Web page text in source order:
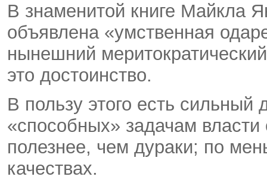
В знаменитой книге Майкла
объявлена «умственная
нынешний
это достоинство.
В пользу этого есть сильный
«способных» задачам
полезнее, чем дураки; по
качествах.